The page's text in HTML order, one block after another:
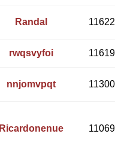
Randal 11622
rwqsvyfoi 11619
nnjomvpqt 11300
Ricardonenue 11069